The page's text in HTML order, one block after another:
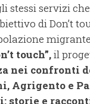
stessi servizi
di Don’t
touch”,il
nei confronti
Agrigento e
storie e